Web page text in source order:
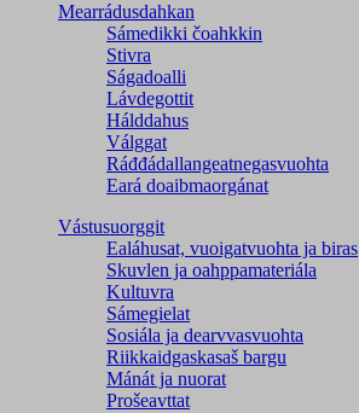
Mearrádusdahkan
Sámedikki čoahkkin
Stivra
Ságadoalli
Lávdegottit
Hálddahus
Válggat
Ráđđádallangeatnegas­vuohta
Eará doaibmaorgánat
Vástusuorggit
Ealáhusat, vuoigatvuohta ja biras
Skuvlen ja oahppamateriála
Kultuvra
Sámegielat
Sosiála ja dearvvasvuohta
Riikkaidgaskasaš bargu
Mánát ja nuorat
Prošeavttat